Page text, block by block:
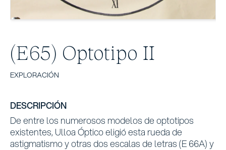
(E65) Optotipo II
EXPLORACIÓN
DESCRIPCIÓN
De entre los numerosos modelos de optotipos
existentes, Ulloa Óptico eligió esta rueda de
astigmatismo y otras dos escalas de letras (E 66A) y